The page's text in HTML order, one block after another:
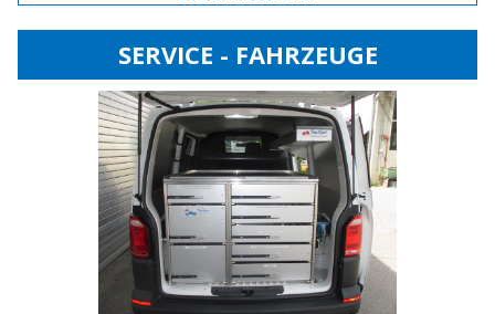
SERVICE - FAHRZEUGE